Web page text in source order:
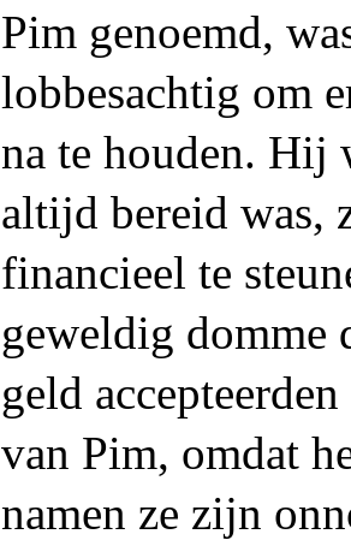
Pim genoemd,
lobbesachtig om
na te houden. Hij
altijd bereid was,
financieel te
geweldig domme
geld
van Pim, omdat
namen ze zijn